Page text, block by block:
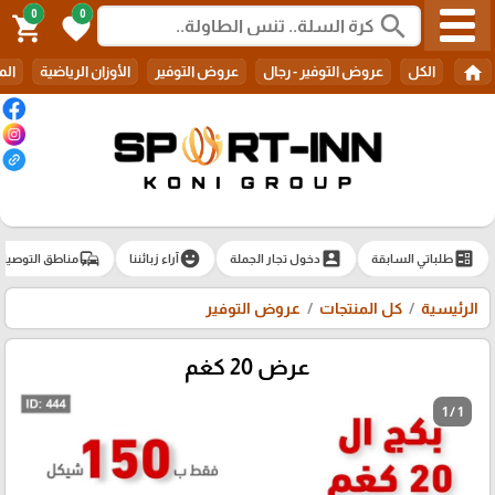
search
0
favorite
0
shopping_cart
home الكل عروض التوفير - رجال عروض التوفير الأوزان الرياضية
ballotطلباتي السابقة account_boxدخول تجار الجملة emoji_emotionsآراء زبائننا commuteمناطق
الرئيسية كل المنتجات عروض التوفير
عرض 20 كغم
1 / 1